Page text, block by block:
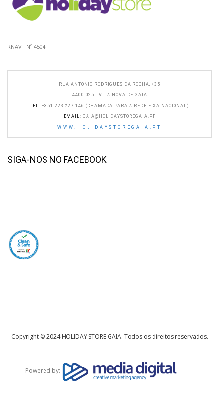
RNAVT Nº 4504
RUA ANTONIO RODRIGUES DA ROCHA, 435
4400-025 - VILA NOVA DE GAIA
TEL: +351 223 227 146 (CHAMADA PARA A REDE FIXA NACIONAL)
EMAIL: GAIA@HOLIDAYSTOREGAIA.PT
WWW.HOLIDAYSTOREGAIA.PT
SIGA-NOS NO FACEBOOK
Copyright © 2024 HOLIDAY STORE GAIA. Todos os direitos reservados.
Powered by: